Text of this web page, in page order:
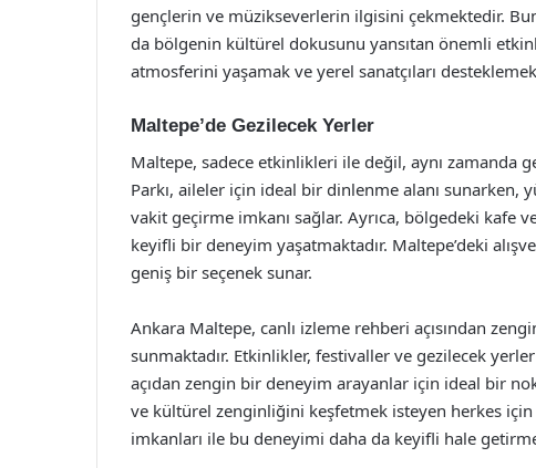
gençlerin ve müzikseverlerin ilgisini çekmektedir.
da bölgenin kültürel dokusunu yansıtan önemli
atmosferini yaşamak ve yerel sanatçıları
Maltepe’de Gezilecek Yerler
Maltepe, sadece etkinlikleri ile değil, aynı zamanda
Parkı, aileler için ideal bir dinlenme alanı sunarken,
vakit geçirme imkanı sağlar. Ayrıca, bölgedeki kafe
keyifli bir deneyim yaşatmaktadır. Maltepe’deki
geniş bir seçenek sunar.
Ankara Maltepe, canlı izleme rehberi açısından
sunmaktadır. Etkinlikler, festivaller ve gezilecek
açıdan zengin bir deneyim arayanlar için ideal bir
ve kültürel zenginliğini keşfetmek isteyen herkes için
imkanları ile bu deneyimi daha da keyifli hale